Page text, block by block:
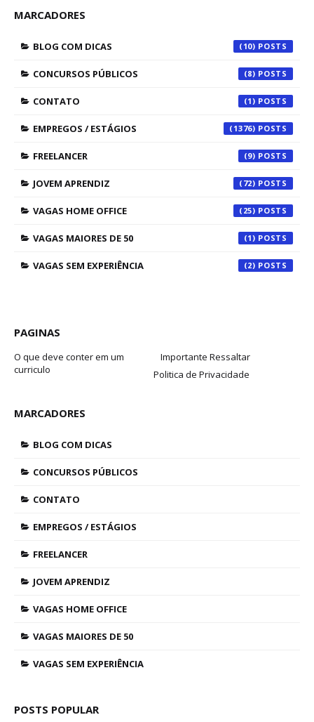
MARCADORES
BLOG COM DICAS (10)
CONCURSOS PÚBLICOS (8)
CONTATO (1)
EMPREGOS / ESTÁGIOS (1376)
FREELANCER (9)
JOVEM APRENDIZ (72)
VAGAS HOME OFFICE (25)
VAGAS MAIORES DE 50 (1)
VAGAS SEM EXPERIÊNCIA (2)
PAGINAS
O que deve conter em um
curriculo
Importante Ressaltar
Politica de Privacidade
MARCADORES
BLOG COM DICAS
CONCURSOS PÚBLICOS
CONTATO
EMPREGOS / ESTÁGIOS
FREELANCER
JOVEM APRENDIZ
VAGAS HOME OFFICE
VAGAS MAIORES DE 50
VAGAS SEM EXPERIÊNCIA
POSTS POPULAR